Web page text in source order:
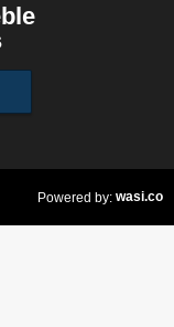
Powered by: wasi.co